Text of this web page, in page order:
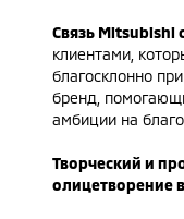
Связь Mitsubishi
клиентами,
благосклонно
бренд,
амбиции на
Творческий и
олицетворение